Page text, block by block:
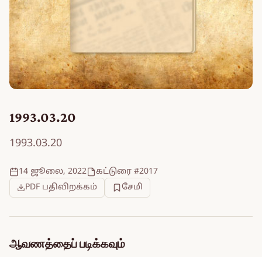
1993.03.20
1993.03.20
14 ஜூலை, 2022
கட்டுரை #2017
PDF பதிவிறக்கம்
சேமி
ஆவணத்தைப் படிக்கவும்